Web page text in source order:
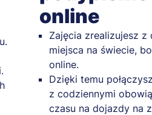
online
Zajęcia zrealizujesz z
miejsca na świecie,
online.
Dzięki temu
z codziennymi
czasu na dojazdy na